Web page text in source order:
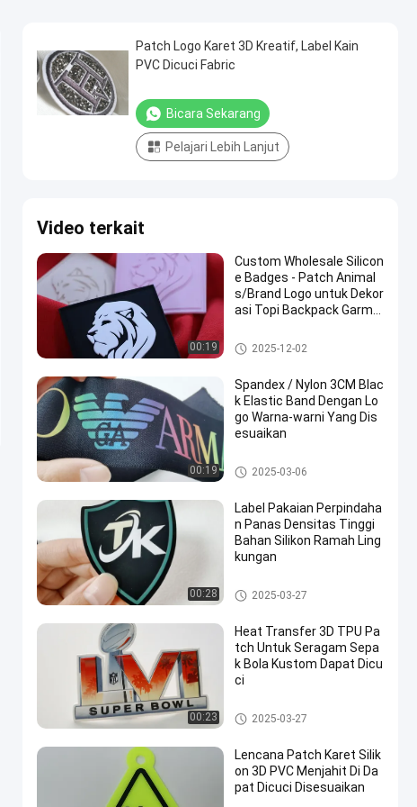
Patch Logo Karet 3D Kreatif, Label Kain
PVC Dicuci Fabric
Bicara Sekarang
Pelajari Lebih Lanjut
Video terkait
00:19
Custom Wholesale Silicon
e Badges - Patch Animal
s/Brand Logo untuk Dekor
asi Topi Backpack Garme
Label karet silikon
2025-12-02
00:19
Spandex / Nylon 3CM Blac
k Elastic Band Dengan Lo
go Warna-warni Yang Dis
esuaikan
Tape webbing
2025-03-06
00:28
Label Pakaian Perpindaha
n Panas Densitas Tinggi
Bahan Silikon Ramah Ling
kungan
Label Heat Transfer Clothing
2025-03-27
00:23
Heat Transfer 3D TPU Pa
tch Untuk Seragam Sepa
k Bola Kustom Dapat Dicu
ci
Custom Clothing Patches
2025-03-27
Lencana Patch Karet Silik
on 3D PVC Menjahit Di Da
pat Dicuci Disesuaikan